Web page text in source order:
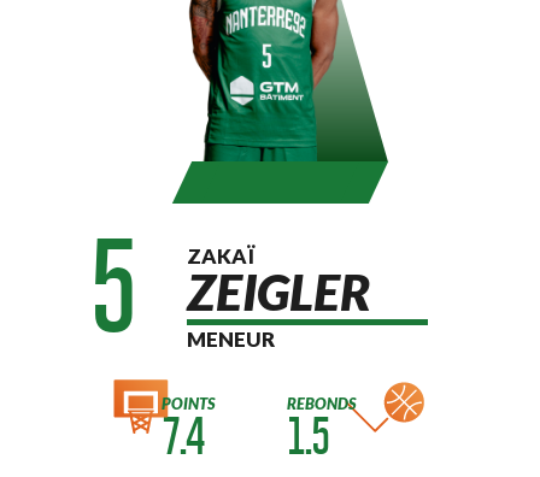
5 ZAKAÏ
ZEIGLER
MENEUR
POINTS REBONDS
7.4 1.5